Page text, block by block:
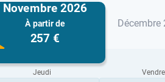
Novembre 2026
À partir de
257 €
Décembre
Jeudi